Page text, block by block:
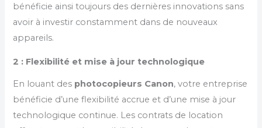
bénéficie ainsi toujours des dernières innovations sans
avoir à investir constamment dans de nouveaux
appareils.
2 : Flexibilité et mise à jour technologique
En louant des photocopieurs Canon, votre entreprise
bénéficie d’une flexibilité accrue et d’une mise à jour
technologique continue. Les contrats de location